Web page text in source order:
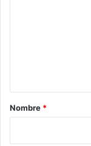
rNombre *